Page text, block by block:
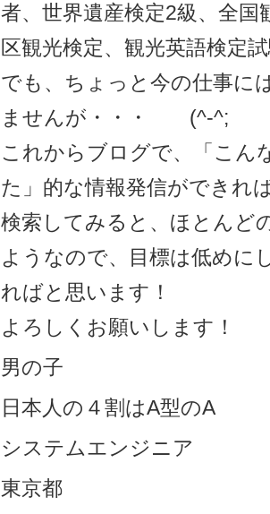
者、世界遺産検定2級、全国
区観光検定、観光英語検定
でも、ちょっと今の仕事に
ませんが・・・ (^-^;
これからブログで、「こん
た」的な情報発信ができれ
検索してみると、ほとんど
ようなので、目標は低めに
ればと思います！
よろしくお願いします！
男の子
日本人の４割はA型のA
システムエンジニア
東京都